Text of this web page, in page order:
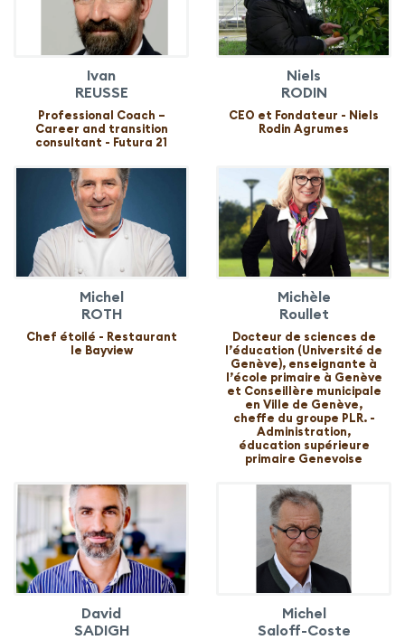
Ivan
REUSSE
Professional Coach –
Career and transition
consultant - Futura 21
Niels
RODIN
CEO et Fondateur - Niels
Rodin Agrumes
Michel
ROTH
Chef étoilé - Restaurant
le Bayview
Michèle
Roullet
Docteur de sciences de
l’éducation (Université de
Genève), enseignante à
l’école primaire à Genève
et Conseillère municipale
en Ville de Genève,
cheffe du groupe PLR. -
Administration,
éducation supérieure
primaire Genevoise
David
SADIGH
Michel
Saloff-Coste